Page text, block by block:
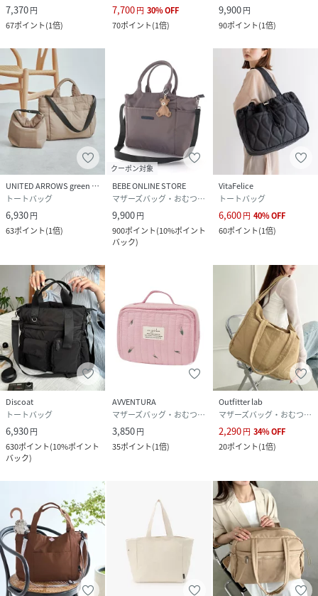
7,370円
67ポイント(1倍)
7,700円 30%OFF
70ポイント(1倍)
9,900円
90ポイント(1倍)
UNITED ARROWS green label relaxing
トートバッグ
6,930円
63ポイント(1倍)
クーポン対象
BEBE ONLINE STORE
マザーズバッグ・おむつポーチ
9,900円
900ポイント(10%ポイント
バック)
VitaFelice
トートバッグ
6,600円 40%OFF
60ポイント(1倍)
Discoat
トートバッグ
6,930円
630ポイント(10%ポイント
バック)
AVVENTURA
マザーズバッグ・おむつポーチ
3,850円
35ポイント(1倍)
Outfitter lab
マザーズバッグ・おむつポーチ
2,290円 34%OFF
20ポイント(1倍)